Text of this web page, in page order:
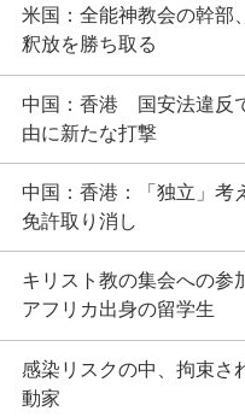
米国：全能神教会の幹部
釈放を勝ち取る
中国：香港 国安法違反
由に新たな打撃
中国：香港：「独立」
免許取り消し
キリスト教の集会への参
アフリカ出身の留学生
感染リスクの中、拘束さ
動家